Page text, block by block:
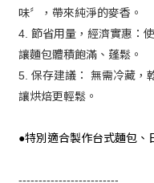
味〞，帶來純淨的麥香。
4. 節省用量，經濟實惠：
讓麵包體積飽滿、蓬鬆。
5. 保存建議： 無需冷藏，
讓烘焙更輕鬆。
●特別適合製作台式麵包、
-------------------------